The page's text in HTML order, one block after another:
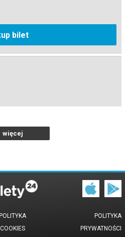
bilet
więcej
POLITYKA
PRYWATNOŚCI
POLITYKA
COOKIES